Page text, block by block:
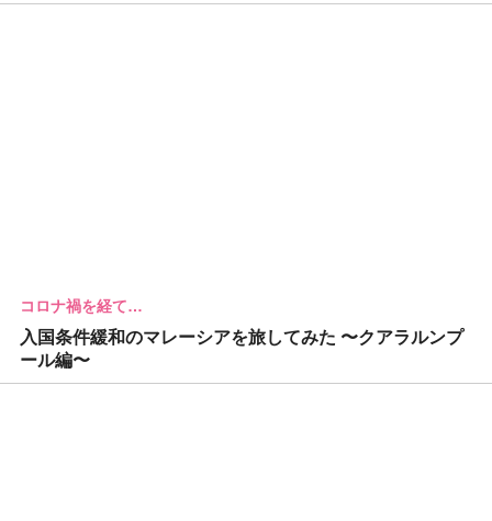
コロナ禍を経て…
入国条件緩和のマレーシアを旅してみた 〜クアラルンプ
ール編〜